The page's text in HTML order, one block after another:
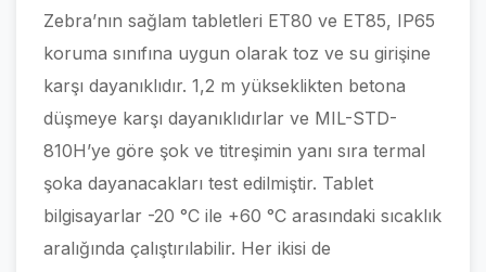
Zebra’nın sağlam tabletleri ET80 ve ET85, IP65
koruma sınıfına uygun olarak toz ve su girişine
karşı dayanıklıdır. 1,2 m yükseklikten betona
düşmeye karşı dayanıklıdırlar ve MIL-STD-
810H’ye göre şok ve titreşimin yanı sıra termal
şoka dayanacakları test edilmiştir. Tablet
bilgisayarlar -20 °C ile +60 °C arasındaki sıcaklık
aralığında çalıştırılabilir. Her ikisi de